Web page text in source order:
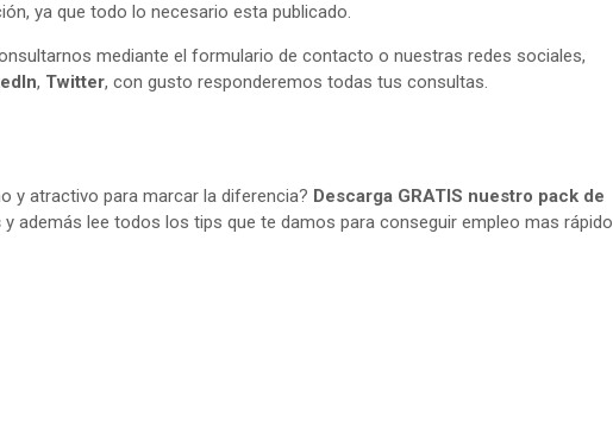
ya que todo lo necesario esta publicado.
mediante el formulario de contacto o nuestras redes sociales,
, Twitter, con gusto responderemos todas tus consultas.
y atractivo para marcar la diferencia? Descarga GRATIS nuestro pack de
y además lee todos los tips que te damos para conseguir empleo mas rápido